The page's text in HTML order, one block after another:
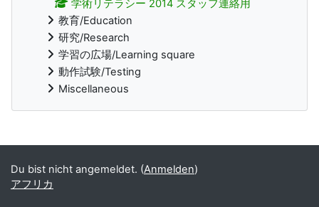
学術リテラシー 2014 スタッフ連絡用
教育/Education
研究/Research
学習の広場/Learning square
動作試験/Testing
Miscellaneous
Ergänzungsblöcke
Du bist nicht angemeldet. (Anmelden)
アフリカ